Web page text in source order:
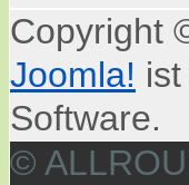
Copyright
Joomla!
Software.
©